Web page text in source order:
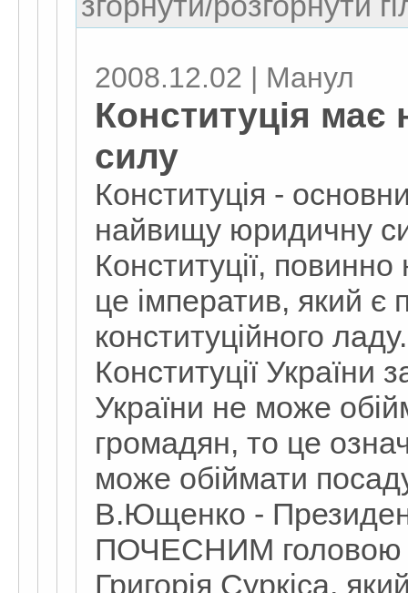
2008.12.02 | Манул
Конституція
силу
Конституція -
найвищу юридичну
Конституції,
це імператив, який є
конституційного
Конституції
України не може
громадян, то це
може обіймати
В.Ющенко -
ПОЧЕСНИМ головою
Григорія Суркіса,